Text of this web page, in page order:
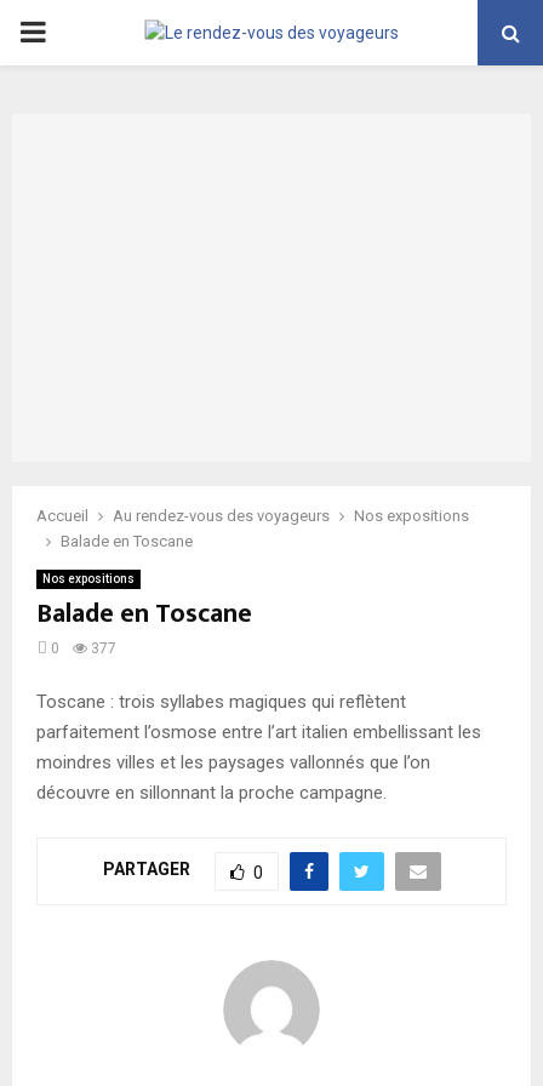
PRIMARY
Accueil Au rendez-vous des voyageurs
Nos expositions
Balade en Toscane
Nos expositions
Balade en Toscane
0 377
Toscane : trois syllabes magiques qui reflètent
parfaitement l’osmose entre l’art italien embellissant les
moindres villes et les paysages vallonnés que l’on
découvre en sillonnant la proche campagne.
PARTAGER 0